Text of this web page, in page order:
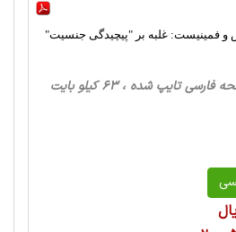
و فمینیست: غلبه بر "پیچیدگی جنسیت"
، کلیه گرایش ها، 16 صفحه فارسی تایپ شده ، 63 کیلو بایت